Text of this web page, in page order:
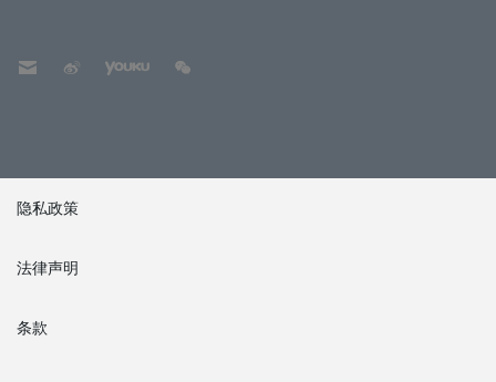
隐私政策
法律声明
条款